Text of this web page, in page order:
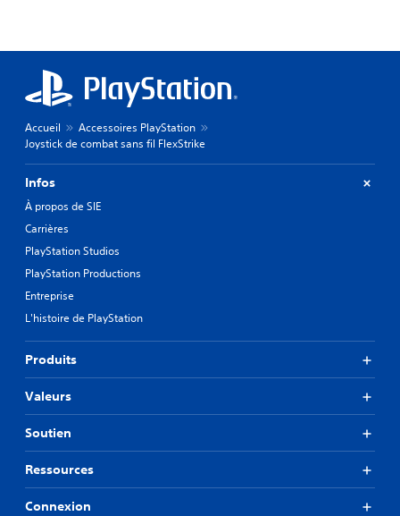
Accueil
Accessoires PlayStation
Joystick de combat sans fil FlexStrike
Infos
À propos de SIE
Carrières
PlayStation Studios
PlayStation Productions
Entreprise
L'histoire de PlayStation
Produits
Valeurs
Soutien
Ressources
Connexion